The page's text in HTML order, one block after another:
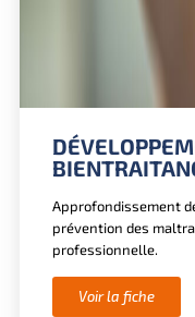
Approfondissement
prévention des
professionnelle.
Voir la fiche